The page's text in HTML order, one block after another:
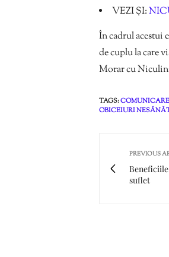
VEZI ȘI:
În cadrul acestui
de cuplu la care
Morar cu
TAGS:COMUNICARE
OBICEIURI
PREVIOUS
suflet